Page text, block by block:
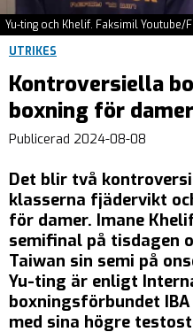
Yu-ting och Khelif. Faksimil Youtube/
UTRIKES
Kontroversiella
boxning för damer
Publicerad 2024-08-08
Det blir två
klasserna fjädervikt
för damer. Imane
semifinal på tisdagen
Taiwan sin semi på
Yu-ting är enligt
boxningsförbundet
med sina högre